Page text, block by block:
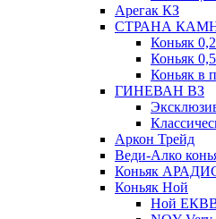
Арегак КЗ
СТРАНА
Коньяк
Коньяк
Коньяк в
ГИНЕВАН ВЗ
Аркон Трейд
Веди-Алко
Коньяк
Коньяк Ной
Ной